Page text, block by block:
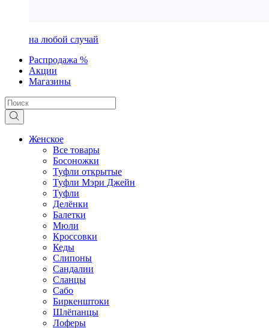
на любой случай
Распродажа %
Акции
Магазины
Женское
Все товары
Босоножки
Туфли открытые
Туфли Мэри Джейн
Туфли
Делёнки
Балетки
Мюли
Кроссовки
Кеды
Слипоны
Сандалии
Сланцы
Сабо
Биркенштоки
Шлёпанцы
Лоферы